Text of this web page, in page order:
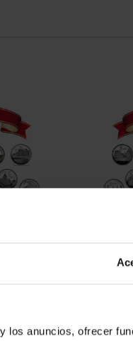
los anuncios, ofrecer
DE